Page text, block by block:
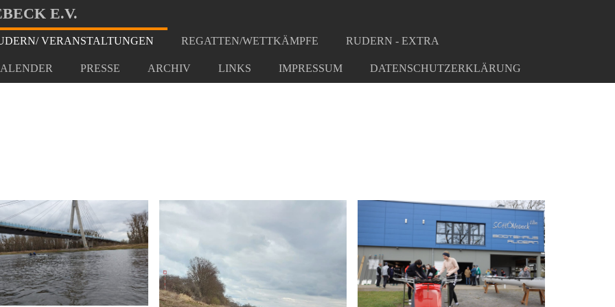
E.V.
VERANSTALTUNGEN REGATTEN/WETTKÄMPFE RUDERN - EXTRA
PRESSE ARCHIV LINKS IMPRESSUM DATENSCHUTZERKLÄRUNG